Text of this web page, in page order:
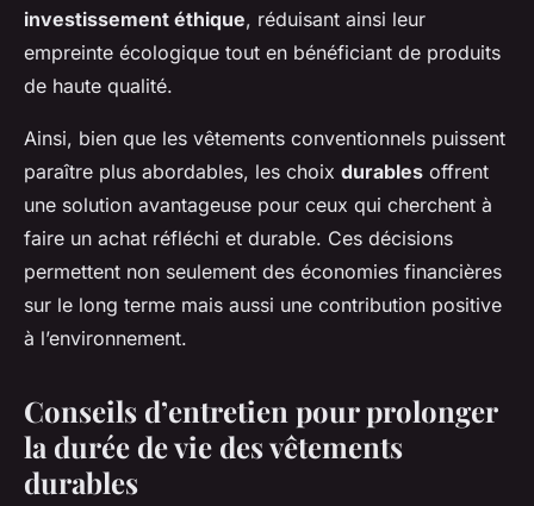
investissement éthique, réduisant ainsi leur
empreinte écologique tout en bénéficiant de produits
de haute qualité.
Ainsi, bien que les vêtements conventionnels puissent
paraître plus abordables, les choix durables offrent
une solution avantageuse pour ceux qui cherchent à
faire un achat réfléchi et durable. Ces décisions
permettent non seulement des économies financières
sur le long terme mais aussi une contribution positive
à l’environnement.
Conseils d’entretien pour prolonger
la durée de vie des vêtements
durables